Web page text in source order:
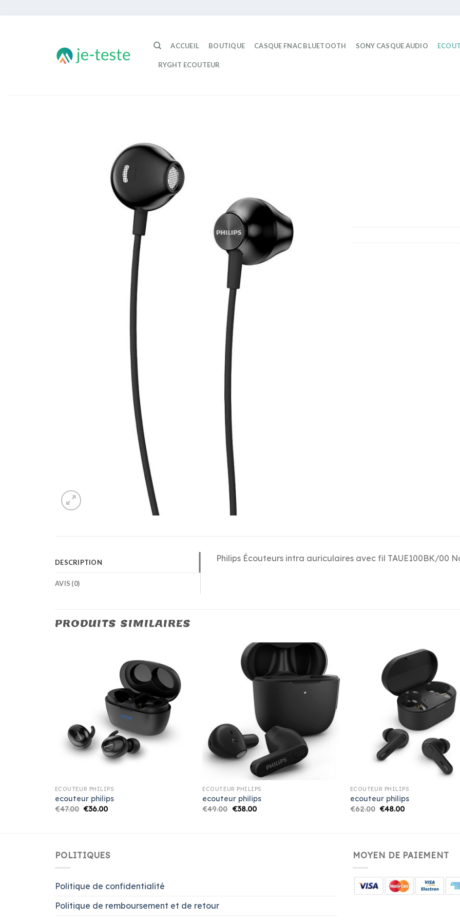
ACCUEIL BOUTIQUE CASQUE FNAC BLUETOOTH SONY CASQUE AUDIO
RYGHT ECOUTEUR
DESCRIPTION
AVIS (0)
Philips Écouteurs intra auriculaires avec fil TAUE100BK/00
PRODUITS SIMILAIRES
ECOUTEUR PHILIPS
ecouteur philips
€47.00 €36.00
ECOUTEUR PHILIPS
ecouteur philips
€49.00 €38.00
ECOUTEUR PHILIPS
ecouteur philips
€62.00 €48.00
POLITIQUES
Politique de confidentialité
Politique de remboursement et de retour
MOYEN DE PAIEMENT